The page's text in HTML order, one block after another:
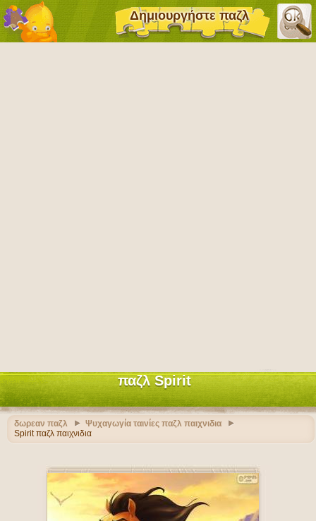
Δημιουργήστε παζλ
παζλ Spirit
δωρεαν παζλ
Ψυχαγωγία ταινίες παζλ παιχνιδια
Spirit παζλ παιχνιδια